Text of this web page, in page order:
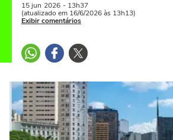
15 jun 2026 - 13h37
(atualizado em 16/6/2026 às 13h13)
Exibir comentários